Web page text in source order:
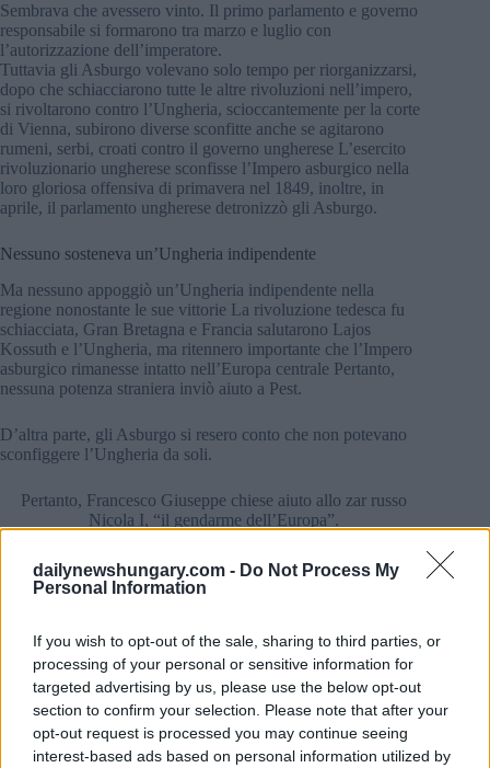
dailynewshungary.com - Do Not Process My
Personal Information
If you wish to opt-out of the sale, sharing to third parties, or
processing of your personal or sensitive information for
targeted advertising by us, please use the below opt-out
section to confirm your selection. Please note that after your
opt-out request is processed you may continue seeing
interest-based ads based on personal information utilized by
Sembrava che avessero vinto. Il primo parlamento e governo
responsabile si formarono tra marzo e luglio con
l’autorizzazione dell’imperatore.
Tuttavia gli Asburgo volevano solo tempo per riorganizzarsi,
dopo che schiacciarono tutte le altre rivoluzioni nell’impero,
si rivoltarono contro l’Ungheria, scioccantemente per la corte
di Vienna, subirono diverse sconfitte anche se agitarono
rumeni, serbi, croati contro il governo ungherese L’esercito
rivoluzionario ungherese sconfisse l’Impero asburgico nella
loro gloriosa offensiva di primavera nel 1849, inoltre, in
aprile, il parlamento ungherese detronizzò gli Asburgo.
Nessuno sosteneva un’Ungheria indipendente
Ma nessuno appoggiò un’Ungheria indipendente nella
regione nonostante le sue vittorie La rivoluzione tedesca fu
schiacciata, Gran Bretagna e Francia salutarono Lajos
Kossuth e l’Ungheria, ma ritennero importante che l’Impero
asburgico rimanesse intatto nell’Europa centrale Pertanto,
nessuna potenza straniera inviò aiuto a Pest.
D’altra parte, gli Asburgo si resero conto che non potevano
sconfiggere l’Ungheria da soli.
Pertanto, Francesco Giuseppe chiese aiuto allo zar russo
Nicola I, “il gendarme dell’Europa”.